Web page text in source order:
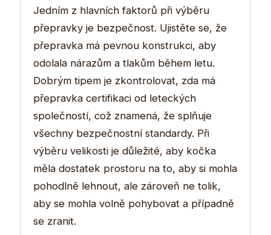
Jedním z hlavních faktorů při výběru
přepravky je bezpečnost. Ujistěte se, že
přepravka má pevnou konstrukci, aby
odolala nárazům a tlakům během letu.
Dobrým tipem je zkontrolovat, zda má
přepravka certifikaci od leteckých
společností, což znamená, že splňuje
všechny bezpečnostní standardy. Při
výběru velikosti je důležité, aby kočka
měla dostatek prostoru na to, aby si mohla
pohodlně lehnout, ale zároveň ne tolik,
aby se mohla volně pohybovat a případně
se zranit.